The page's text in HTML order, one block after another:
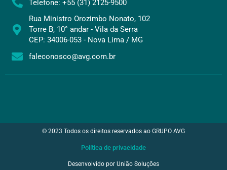
Telefone: +55 (31) 2125-9500
Rua Ministro Orozimbo Nonato, 102
Torre B, 10° andar - Vila da Serra
CEP: 34006-053 - Nova Lima / MG
faleconosco@avg.com.br
© 2023 Todos os direitos reservados ao GRUPO AVG
Política de privacidade
Desenvolvido por União Soluções